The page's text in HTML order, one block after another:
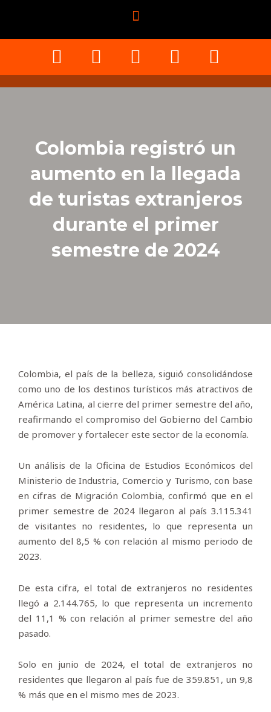
Colombia registró un
aumento en la llegada
de turistas extranjeros
durante el primer
semestre de 2024
Colombia, el país de la belleza, siguió consolidándose
como uno de los destinos turísticos más atractivos de
América Latina, al cierre del primer semestre del año,
reafirmando el compromiso del Gobierno del Cambio
de promover y fortalecer este sector de la economía.
Un análisis de la Oficina de Estudios Económicos del
Ministerio de Industria, Comercio y Turismo, con base
en cifras de Migración Colombia, confirmó que en el
primer semestre de 2024 llegaron al país 3.115.341
de visitantes no residentes, lo que representa un
aumento del 8,5 % con relación al mismo periodo de
2023.
De esta cifra, el total de extranjeros no residentes
llegó a 2.144.765, lo que representa un incremento
del 11,1 % con relación al primer semestre del año
pasado.
Solo en junio de 2024, el total de extranjeros no
residentes que llegaron al país fue de 359.851, un 9,8
% más que en el mismo mes de 2023.